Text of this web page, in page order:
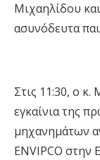
Μιχαηλίδου
ασυνόδευτα
Στις 11:30, ο
εγκαίνια της
μηχανημάτων
ENVIPCO στην